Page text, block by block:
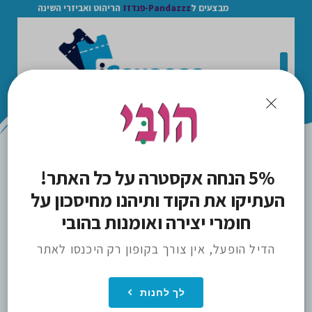
מבצעים לPandazzz-פנדזז הריהוט ואביזרי השינה
ICOUPONS
> הובי
חומרי יצירה ואומנות בהובי
הדיל הופעל, אין צורך בקופון רק היכנסו לאתר
לך לחנות